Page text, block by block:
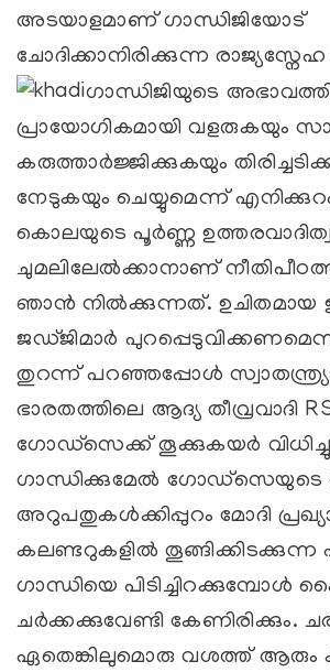
അടയാളമാണ് ഗാന്ധിജിയോട്
ചോദിക്കാനിരിക്കുന്ന രാജ്യസ്നേഹ
ഗാന്ധിജിയുടെ
പ്രായോഗികമായി വളരുകയും
കരുത്താര്‍ജ്ജിക്കുകയും
നേടുകയും ചെയ്യുമെന്ന്
കൊലയുടെ പൂര്‍ണ്ണ
ചുമലിലേല്‍ക്കാനാണ്
ഞാന്‍ നില്‍ക്കുന്നത്. ഉചിതമായ
ജഡ്ജിമാര്‍
തുറന്ന് പറഞ്ഞപ്പോള്‍
ഭാരതത്തിലെ ആദ്യ തീവ്രവാദി
ഗോഡ്സെക്ക് തൂക്കുകയര്‍
ഗാന്ധിക്കുമേല്‍ ഗോഡ്സെയുടെ
അറുപതുകള്‍ക്കിപ്പുറം മോദി
കലണ്ടറുകളില്‍ തൂങ്ങിക്കിടക്കുന്ന
ഗാന്ധിയെ പിടിച്ചിറക്കുമ്പോള്‍
ചര്‍ക്കക്കുവേണ്ടി കേണിരിക്കും.
ഏതെങ്കിലുമൊരു വശത്ത് ആരും